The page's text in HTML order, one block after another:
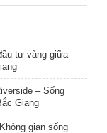
tư vàng giữa
– Sống
Giang
gian sống